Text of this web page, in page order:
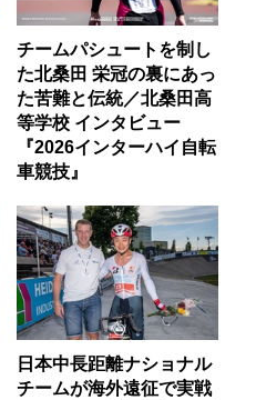
チームパシュートを制し
た北桑田 栄冠の裏にあっ
た苦難と伝統／北桑田高
等学校 インタビュー
『2026インターハイ自転
車競技』
日本中長距離ナショナル
チームが海外遠征で実戦